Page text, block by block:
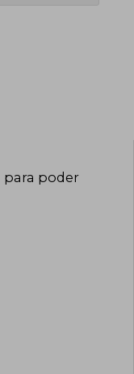
para poder